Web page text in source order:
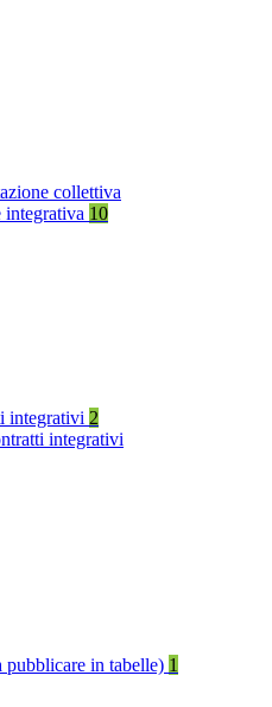
collettiva
integrativa 10
integrativi 2
integrativi
in tabelle) 1